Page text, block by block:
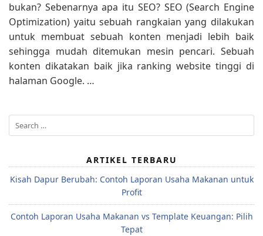
bukan? Sebenarnya apa itu SEO? SEO (Search Engine
Optimization) yaitu sebuah rangkaian yang dilakukan
untuk membuat sebuah konten menjadi lebih baik
sehingga mudah ditemukan mesin pencari. Sebuah
konten dikatakan baik jika ranking website tinggi di
halaman Google. …
Search
for:
ARTIKEL TERBARU
Kisah Dapur Berubah: Contoh Laporan Usaha Makanan untuk
Profit
Contoh Laporan Usaha Makanan vs Template Keuangan: Pilih
Tepat